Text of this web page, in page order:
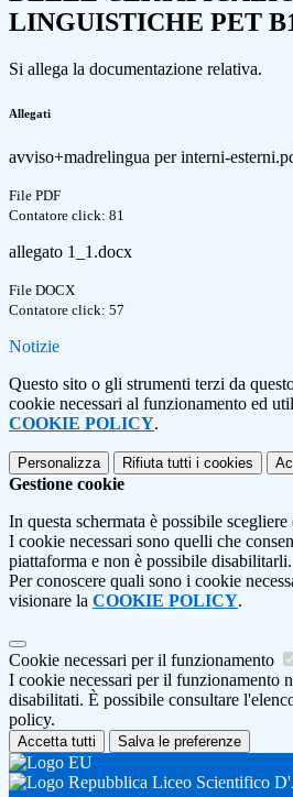
LINGUISTICHE PET
Si allega la documentazione relativa.
Allegati
avviso+madrelingua per interni-
File PDF
Contatore click: 81
allegato 1_1.docx
File DOCX
Contatore click: 57
Notizie
Questo sito o gli strumenti terzi da
cookie necessari al funzionamento ed
COOKIE POLICY.
Personalizza Rifiuta tutti i cookies
Gestione cookie
In questa schermata è possibile
I cookie necessari sono quelli che
piattaforma e non è possibile disabilitarli.
Per conoscere quali sono i cookie
visionare la COOKIE POLICY.
Cookie necessari per il funzionamento
I cookie necessari per il funzionamento
disabilitati. È possibile consultare
policy.
Accetta tutti Salva le preferenze
Liceo Scientifico